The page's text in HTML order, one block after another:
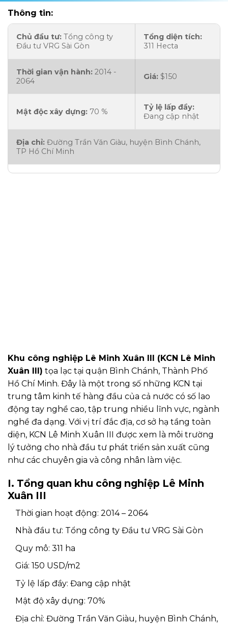
Thông tin:
Chủ đầu tư: Tổng công ty
Đầu tư VRG Sài Gòn
Tổng diện tích:
311 Hecta
Thời gian vận hành: 2014 -
2064
Giá: $150
Mật độc xây dựng: 70 %
Tỷ lệ lấp đầy:
Đang cập nhật
Địa chỉ: Đường Trần Văn Giàu, huyện Bình Chánh,
TP Hồ Chí Minh
Khu công nghiệp Lê Minh Xuân III (KCN Lê Minh
Xuân III) tọa lạc tại quận Bình Chánh, Thành Phố
Hồ Chí Minh. Đây là một trong số những KCN tại
trung tâm kinh tế hàng đầu của cả nước có số lao
động tay nghề cao, tập trung nhiều lĩnh vực, ngành
nghề đa dạng. Với vị trí đắc địa, cơ sở hạ tầng toàn
diện, KCN Lê Minh Xuân III được xem là môi trường
lý tưởng cho nhà đầu tư phát triển sản xuất cũng
như các chuyên gia và công nhân làm việc.
I. Tổng quan khu công nghiệp Lê Minh
Xuân III
Thời gian hoạt động: 2014 – 2064
Nhà đầu tư: Tổng công ty Đầu tư VRG Sài Gòn
Quy mô: 311 ha
Giá: 150 USD/m2
Tỷ lệ lấp đầy: Đang cập nhật
Mật độ xây dựng: 70%
Địa chỉ: Đường Trần Văn Giàu, huyện Bình Chánh,